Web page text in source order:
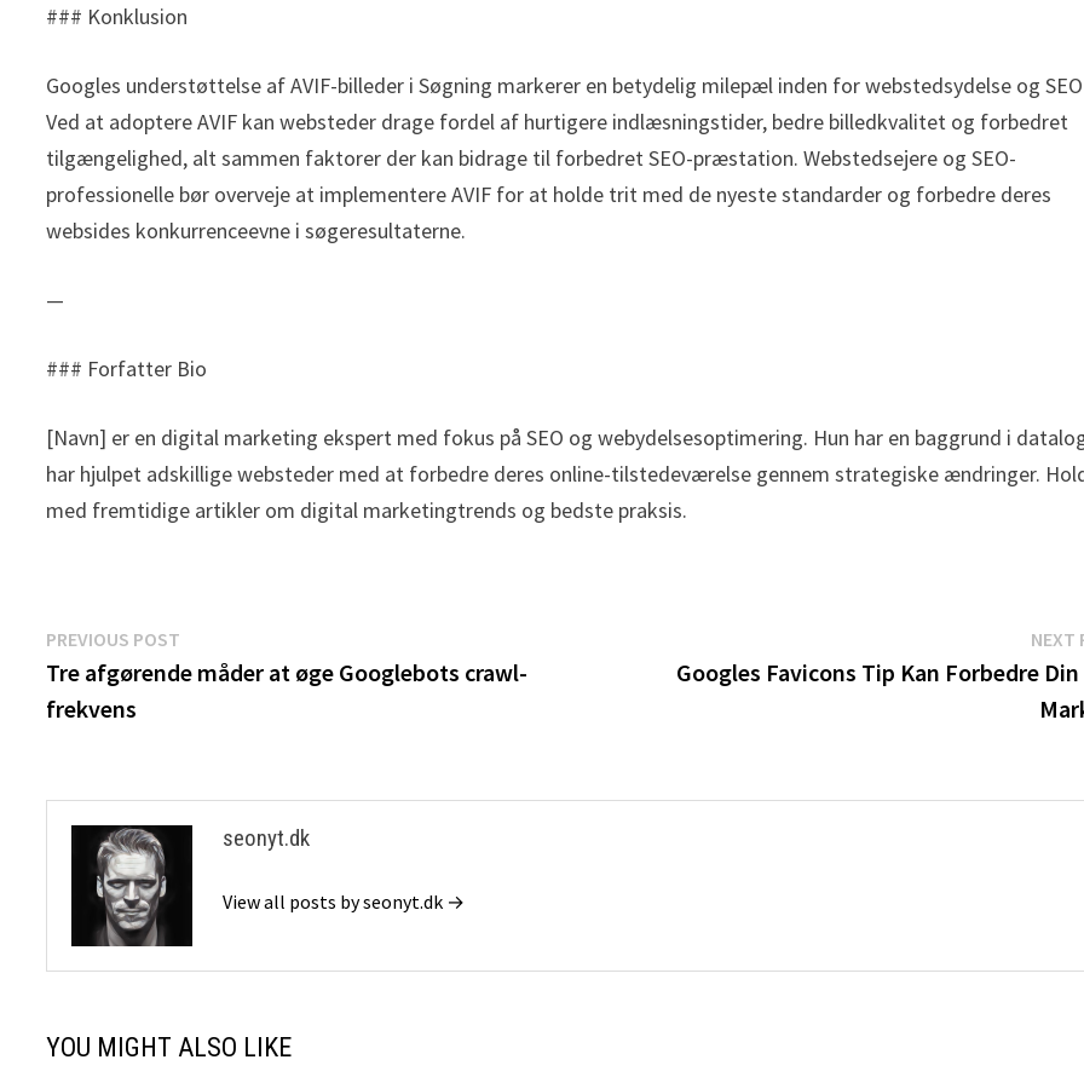
### Konklusion
Googles understøttelse af AVIF-billeder i Søgning markerer en betydelig milepæl inden for webstedsydelse og
Ved at adoptere AVIF kan websteder drage fordel af hurtigere indlæsningstider, bedre billedkvalitet og forbedret
tilgængelighed, alt sammen faktorer der kan bidrage til forbedret SEO-præstation. Webstedsejere og SEO-
professionelle bør overveje at implementere AVIF for at holde trit med de nyeste standarder og forbedre deres
websides konkurrenceevne i søgeresultaterne.
—
### Forfatter Bio
[Navn] er en digital marketing ekspert med fokus på SEO og webydelsesoptimering. Hun har en baggrund i
har hjulpet adskillige websteder med at forbedre deres online-tilstedeværelse gennem strategiske ændringer.
med fremtidige artikler om digital marketingtrends og bedste praksis.
Indlægsnavigation
PREVIOUS POST
post:
Tre afgørende måder at øge Googlebots crawl-
frekvens
NEXT
Googles Favicons Tip Kan Forbedre Din
seonyt.dk
View all posts by seonyt.dk →
YOU MIGHT ALSO LIKE